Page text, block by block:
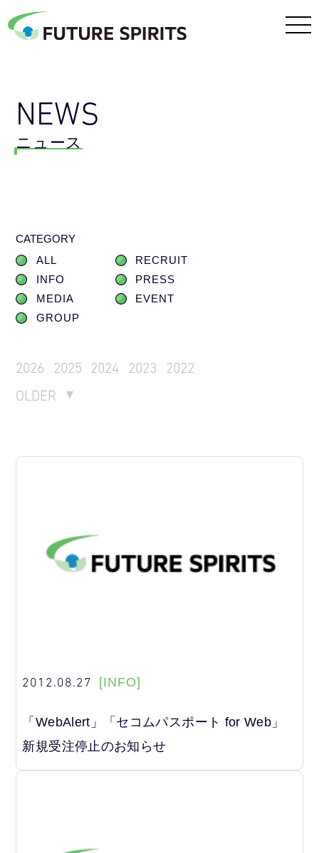
NEWS
ニュース
CATEGORY
ALL
RECRUIT
INFO
PRESS
MEDIA
EVENT
GROUP
2026 2025 2024 2023
2022
OLDER
2012.08.27 [INFO]
「WebAlert」「セコムパスポート for Web」
新規受注停止のお知らせ